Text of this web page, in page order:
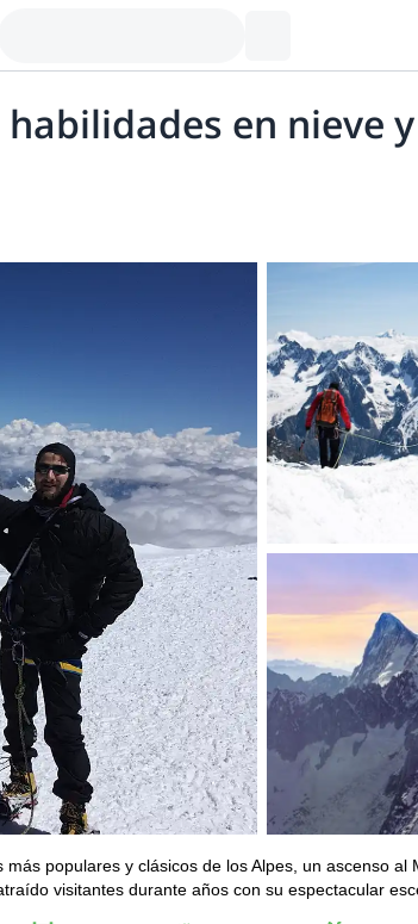
en nieve
populares y clásicos de los Alpes, un ascenso al
visitantes durante años con su espectacular